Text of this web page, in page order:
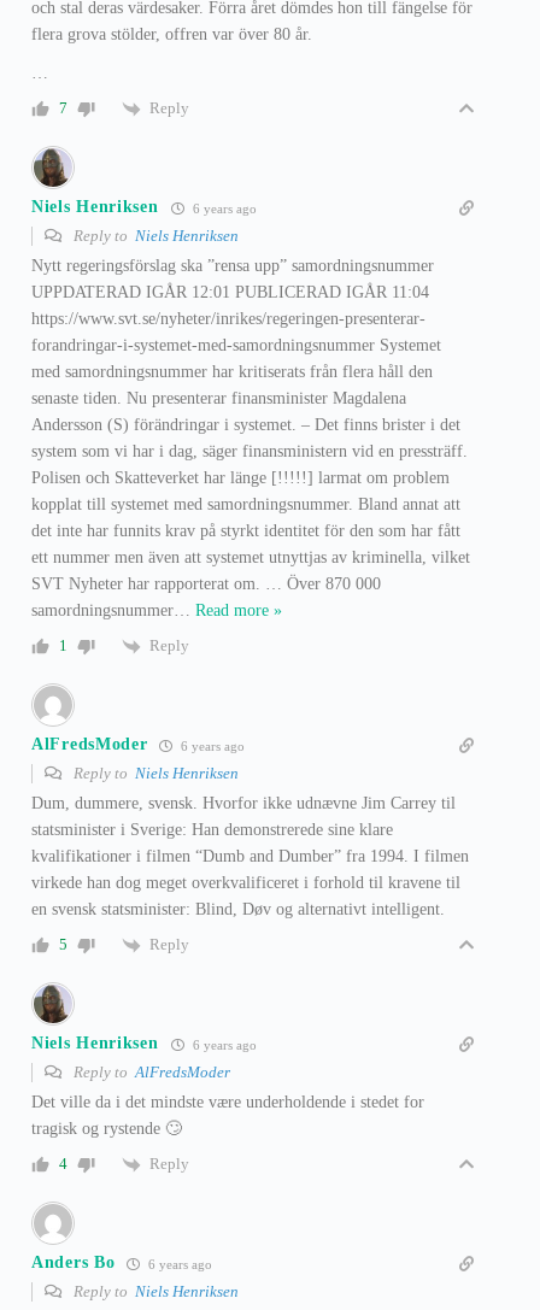
och stal deras värdesaker. Förra året dömdes hon till fängelse för
flera grova stölder, offren var över 80 år.
7
Reply
Niels Henriksen 6 years ago
Reply to Niels Henriksen
Nytt regeringsförslag ska ”rensa upp” samordningsnummer
UPPDATERAD IGÅR 12:01 PUBLICERAD IGÅR 11:04
https://www.svt.se/nyheter/inrikes/regeringen-presenterar-
forandringar-i-systemet-med-samordningsnummer Systemet
med samordningsnummer har kritiserats från flera håll den
senaste tiden. Nu presenterar finansminister Magdalena
Andersson (S) förändringar i systemet. – Det finns brister i det
system som vi har i dag, säger finansministern vid en pressträff.
Polisen och Skatteverket har länge [!!!!!] larmat om problem
kopplat till systemet med samordningsnummer. Bland annat att
det inte har funnits krav på styrkt identitet för den som har fått
ett nummer men även att systemet utnyttjas av kriminella, vilket
SVT Nyheter har rapporterat om. … Över 870 000
samordningsnummer
Read more »
1
Reply
AlFredsModer 6 years ago
Reply to Niels Henriksen
Dum, dummere, svensk. Hvorfor ikke udnævne Jim Carrey til
statsminister i Sverige: Han demonstrerede sine klare
kvalifikationer i filmen “Dumb and Dumber” fra 1994. I filmen
virkede han dog meget overkvalificeret i forhold til kravene til
en svensk statsminister: Blind, Døv og alternativt intelligent.
5
Reply
Niels Henriksen 6 years ago
Reply to AlFredsModer
Det ville da i det mindste være underholdende i stedet for
tragisk og rystende 🙄
4
Reply
Anders Bo 6 years ago
Reply to Niels Henriksen